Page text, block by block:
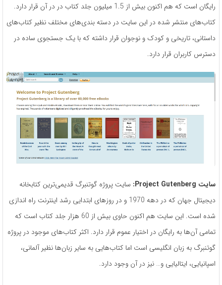
رایگان است که هم اکنون بیش از 1.5 میلیون جلد کتاب در در آن قرار دارد.
کتاب‌های منتشر شده در این سایت در دسته بندی‌های مختلف نظیر کتاب‌های
داستانی، تاریخی و کودک و نوجوان قرار داشته که با یک جستجوی ساده در
دسترس کاربران قرار دارد.
سایت Project Gutenberg:
سایت پروژه گوتنبرگ قدیمی‌ترین کتابخانه
دیجیتال جهان که در دهه 1970 و در روزهای ابتدایی رشد اینترنت راه اندازی
شده است. این سایت هم اکنون حاوی بیش از 60 هزار جلد کتاب است که
تمامی آن‌ها به رایگان در اختیار عموم قرار دارد. اکثر کتاب‌های موجود در پروژه
گوتنبرگ به زبان انگلیسی است اما کتاب‌هایی به سایر زبان‌ها نظیر آلمانی،
اسپانیایی، ایتالیایی و… نیز در آن وجود دارد.